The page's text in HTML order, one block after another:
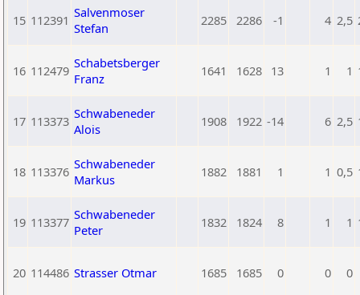
15 112391 Salvenmoser
Stefan
2285 2286 -1 4 2,5
16 112479 Schabetsberger
Franz
1641 1628 13 1 1
17 113373 Schwabeneder
Alois
1908 1922 -14 6 2,5
18 113376 Schwabeneder
Markus
1882 1881 1 1 0,5
19 113377 Schwabeneder
Peter
1832 1824 8 1 1
20 114486 Strasser Otmar 1685 1685 0 0 0